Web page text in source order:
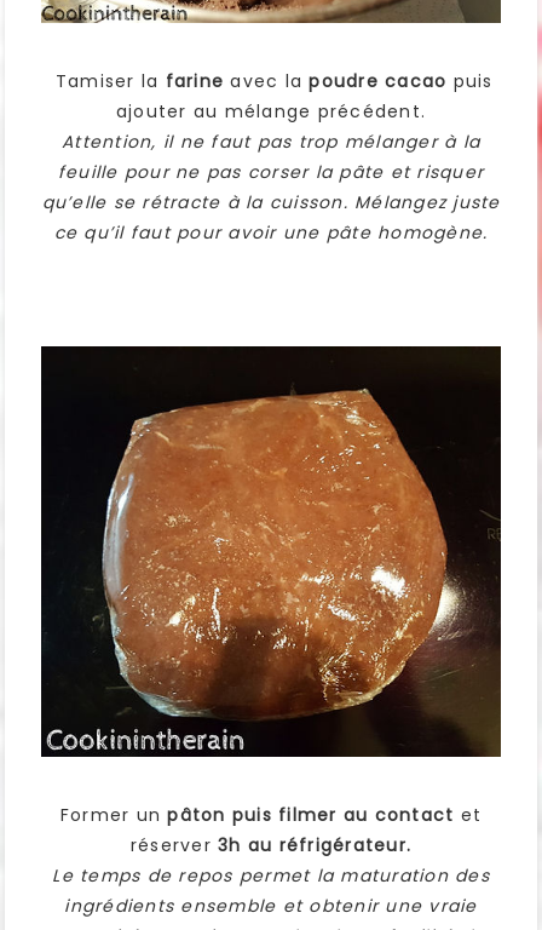
Tamiser la farine avec la poudre cacao puis
ajouter au mélange précédent.
Attention, il ne faut pas trop mélanger à la
feuille pour ne pas corser la pâte et risquer
qu’elle se rétracte à la cuisson. Mélangez juste
ce qu’il faut pour avoir une pâte homogène.
Former unpâton puis filmer au contact et
réserver3h au réfrigérateur.
Le temps de repos permet la maturation des
ingrédients ensemble et obtenir une vraie